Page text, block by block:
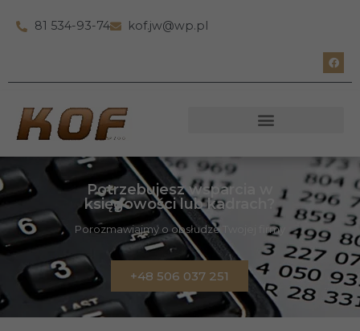
81 534-93-74 kof.jw@wp.pl
Potrzebujesz wsparcia w
księgowości lub kadrach?
Porozmawiajmy o obsłudze Twojej firmy
+48 506 037 251